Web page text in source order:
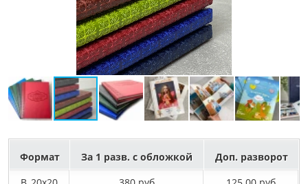
Формат За 1 разв. с обложкой
Доп. разворот